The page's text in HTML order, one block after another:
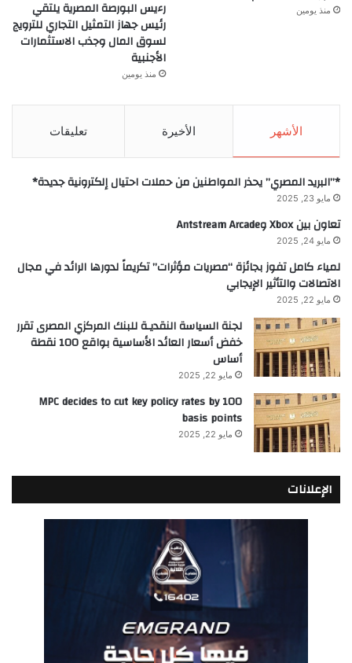
منذ يومين
رءيس البورصة المصرية يلتقي
رئيس جهاز التمثيل التجاري للترويج
لسوق المال وجذب الاستثمارات
الأجنبية
منذ يومين
الأشهر الأخيرة تعليقات
*”البريد المصري” يحذر المواطنين من حملات احتيال إلكترونية جديدة*
مايو 23, 2025
تعاون بين Xbox وAntstream Arcade
مايو 24, 2025
لمياء كامل تفوز بجائزة “مصريات مؤثرات” تكريماً لدورها الرائد في مجال
الاتصالات والتأثير الإيجابي
مايو 22, 2025
لجنة السياسة النقديـة للبنك المركزي المصرى تقرر
خفض أسعار العائد الأساسية بواقع 100 نقطة
أساس
مايو 22, 2025
MPC decides to cut key policy rates by 100
basis points
مايو 22, 2025
الإعلانات